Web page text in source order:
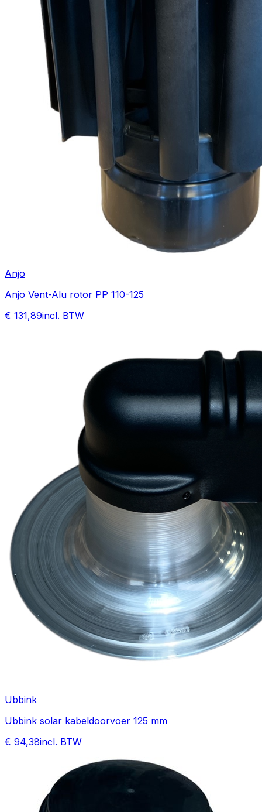
Anjo
Anjo Vent-Alu rotor PP 110-125
€ 131,89incl. BTW
Ubbink
Ubbink solar kabeldoorvoer 125 mm
€ 94,38incl. BTW